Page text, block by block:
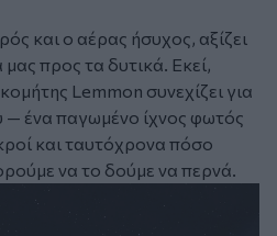
και ο αέρας ήσυχος, αξίζει
προς τα δυτικά. Εκεί,
Lemmon συνεχίζει για
— ένα παγωμένο ίχνος φωτός
και ταυτόχρονα πόσο
να το δούμε να περνά.